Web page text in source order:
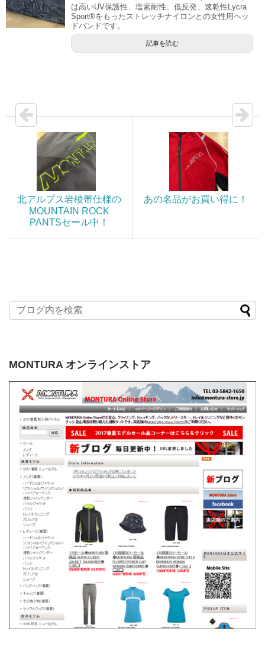
は高いUV保護性、塩素耐性、低反発、速乾性Lycra
Sport®をもったストレッチナイロンとの女性用ヘッ
ドバンドです。
記事を読む
北アルプス岩稜帯仕様の
MOUNTAIN ROCK
PANTSセール中！
あの名品がお買い得に！
MONTURA オンラインストア